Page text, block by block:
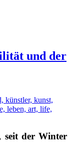
und der
seit der Winter